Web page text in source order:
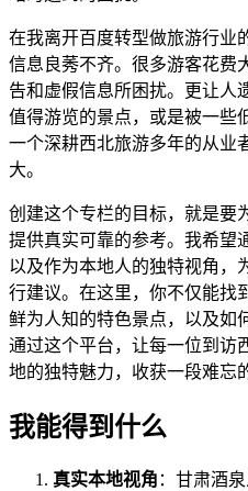
在我离开百度转型做旅游行业
信息良莠不齐。很多游客花费
告和虚假信息所困扰。更让人
值得游览的景点，或是被一些
一个深耕西北旅游多年的从业
大。
创建这个专栏的目标，就是要
提供真实可靠的参考。我希望
以及作为本地人的独特视角，
行建议。在这里，你不仅能找
鲜为人知的特色景点，以及如
通过这个平台，让每一位到访
地的独特魅力，收获一段难忘
我能得到什么
真实本地视角 ：甘肃酒